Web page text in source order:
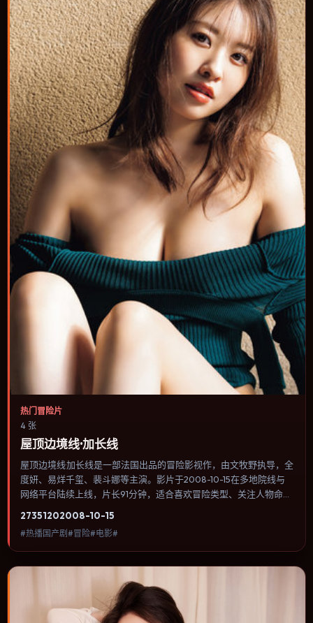
热门冒险片
4 张
屋顶边境线·加长线
屋顶边境线·加长线是一部法国出品的冒险影视作，由文牧野执导，全
度妍、易烊千玺、裴斗娜等主演。影片于2008-10-15在多地院线与
网络平台陆续上线，片长91分钟，适合喜欢冒险类型、关注人物命运
语言统一，可作为休闲观影或类型片补片的选择。
27351202008-10-15
#热播国产剧#冒险#电影#